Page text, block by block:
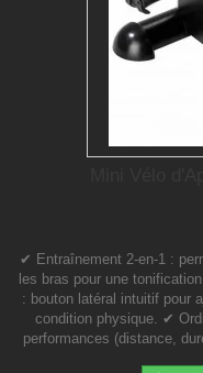
✔ Entraînement 2-en-1 :
les bras pour une
: bouton latéral intuitif pour
condition physique. ✔
performances (distance,